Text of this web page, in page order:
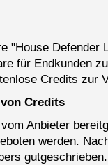
"House
für Endkunden
Credits zur
Credits
Anbieter
werden.